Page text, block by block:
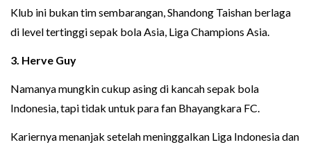
Klub ini bukan tim sembarangan, Shandong Taishan berlaga
di level tertinggi sepak bola Asia, Liga Champions Asia.
3. Herve Guy
Namanya mungkin cukup asing di kancah sepak bola
Indonesia, tapi tidak untuk para fan Bhayangkara FC.
Kariernya menanjak setelah meninggalkan Liga Indonesia dan